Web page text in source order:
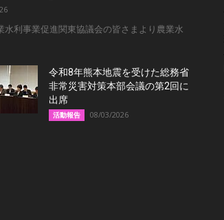
水利事業促進関東協議会の皆さまより農業水
令和8年熊本地震を受けた総務省
非常災害対策本部会議の第2回に
出席
活動報告 08/03/2026